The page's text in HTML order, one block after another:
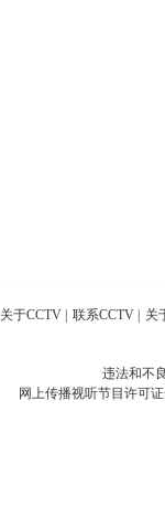
关于CCTV 联系CCTV 关
违法和不
网上传播视听节目许可证